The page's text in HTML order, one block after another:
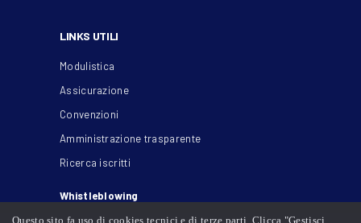
LINKS UTILI
Modulistica
Assicurazione
Convenzioni
Amministrazione trasparente
Ricerca iscritti
Whistleblowing
Questo sito fa uso di cookies tecnici e di terze parti. Clicca "Gestisci